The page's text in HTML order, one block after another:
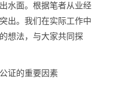
水面。根据笔者从业经
出。我们在实际工作中
想法，与大家共同探
证的重要因素